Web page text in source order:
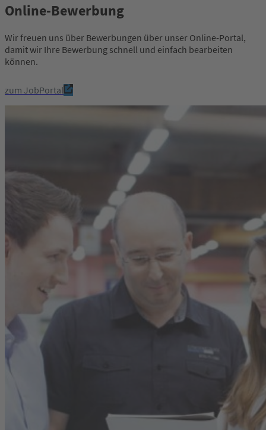
Online-Bewerbung
Wir freuen uns über Bewerbungen über unser Online-Portal,
damit wir Ihre Bewerbung schnell und einfach bearbeiten
können.
zum JobPortal